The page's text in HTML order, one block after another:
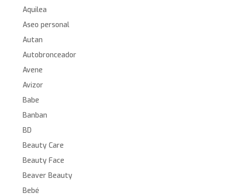
Aquilea
Aseo personal
Autan
Autobronceador
Avene
Avizor
Babe
Banban
BD
Beauty Care
Beauty Face
Beaver Beauty
Bebé